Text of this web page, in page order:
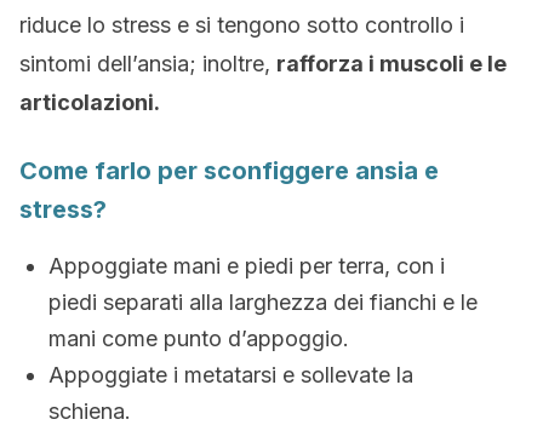
riduce lo stress e si tengono sotto controllo i
sintomi dell’ansia; inoltre, rafforza i muscoli e le
articolazioni.
Come farlo per sconfiggere ansia e
stress?
Appoggiate mani e piedi per terra, con i
piedi separati alla larghezza dei fianchi e le
mani come punto d’appoggio.
Appoggiate i metatarsi e sollevate la
schiena.